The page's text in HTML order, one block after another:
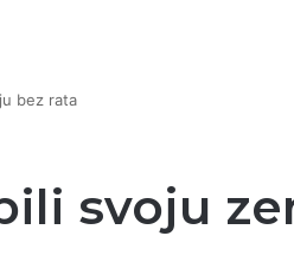
bez rata
svoju